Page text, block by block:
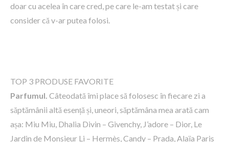
doar cu acelea în care cred, pe care le-am testat și care
consider că v-ar putea folosi.
TOP 3 PRODUSE FAVORITE
Parfumul. Câteodată îmi place să folosesc în fiecare zi a
săptămânii altă esență și, uneori, săptămâna mea arată cam
așa: Miu Miu, Dhalia Divin – Givenchy, J’adore – Dior, Le
Jardin de Monsieur Li – Hermès, Candy – Prada, Alaïa Paris